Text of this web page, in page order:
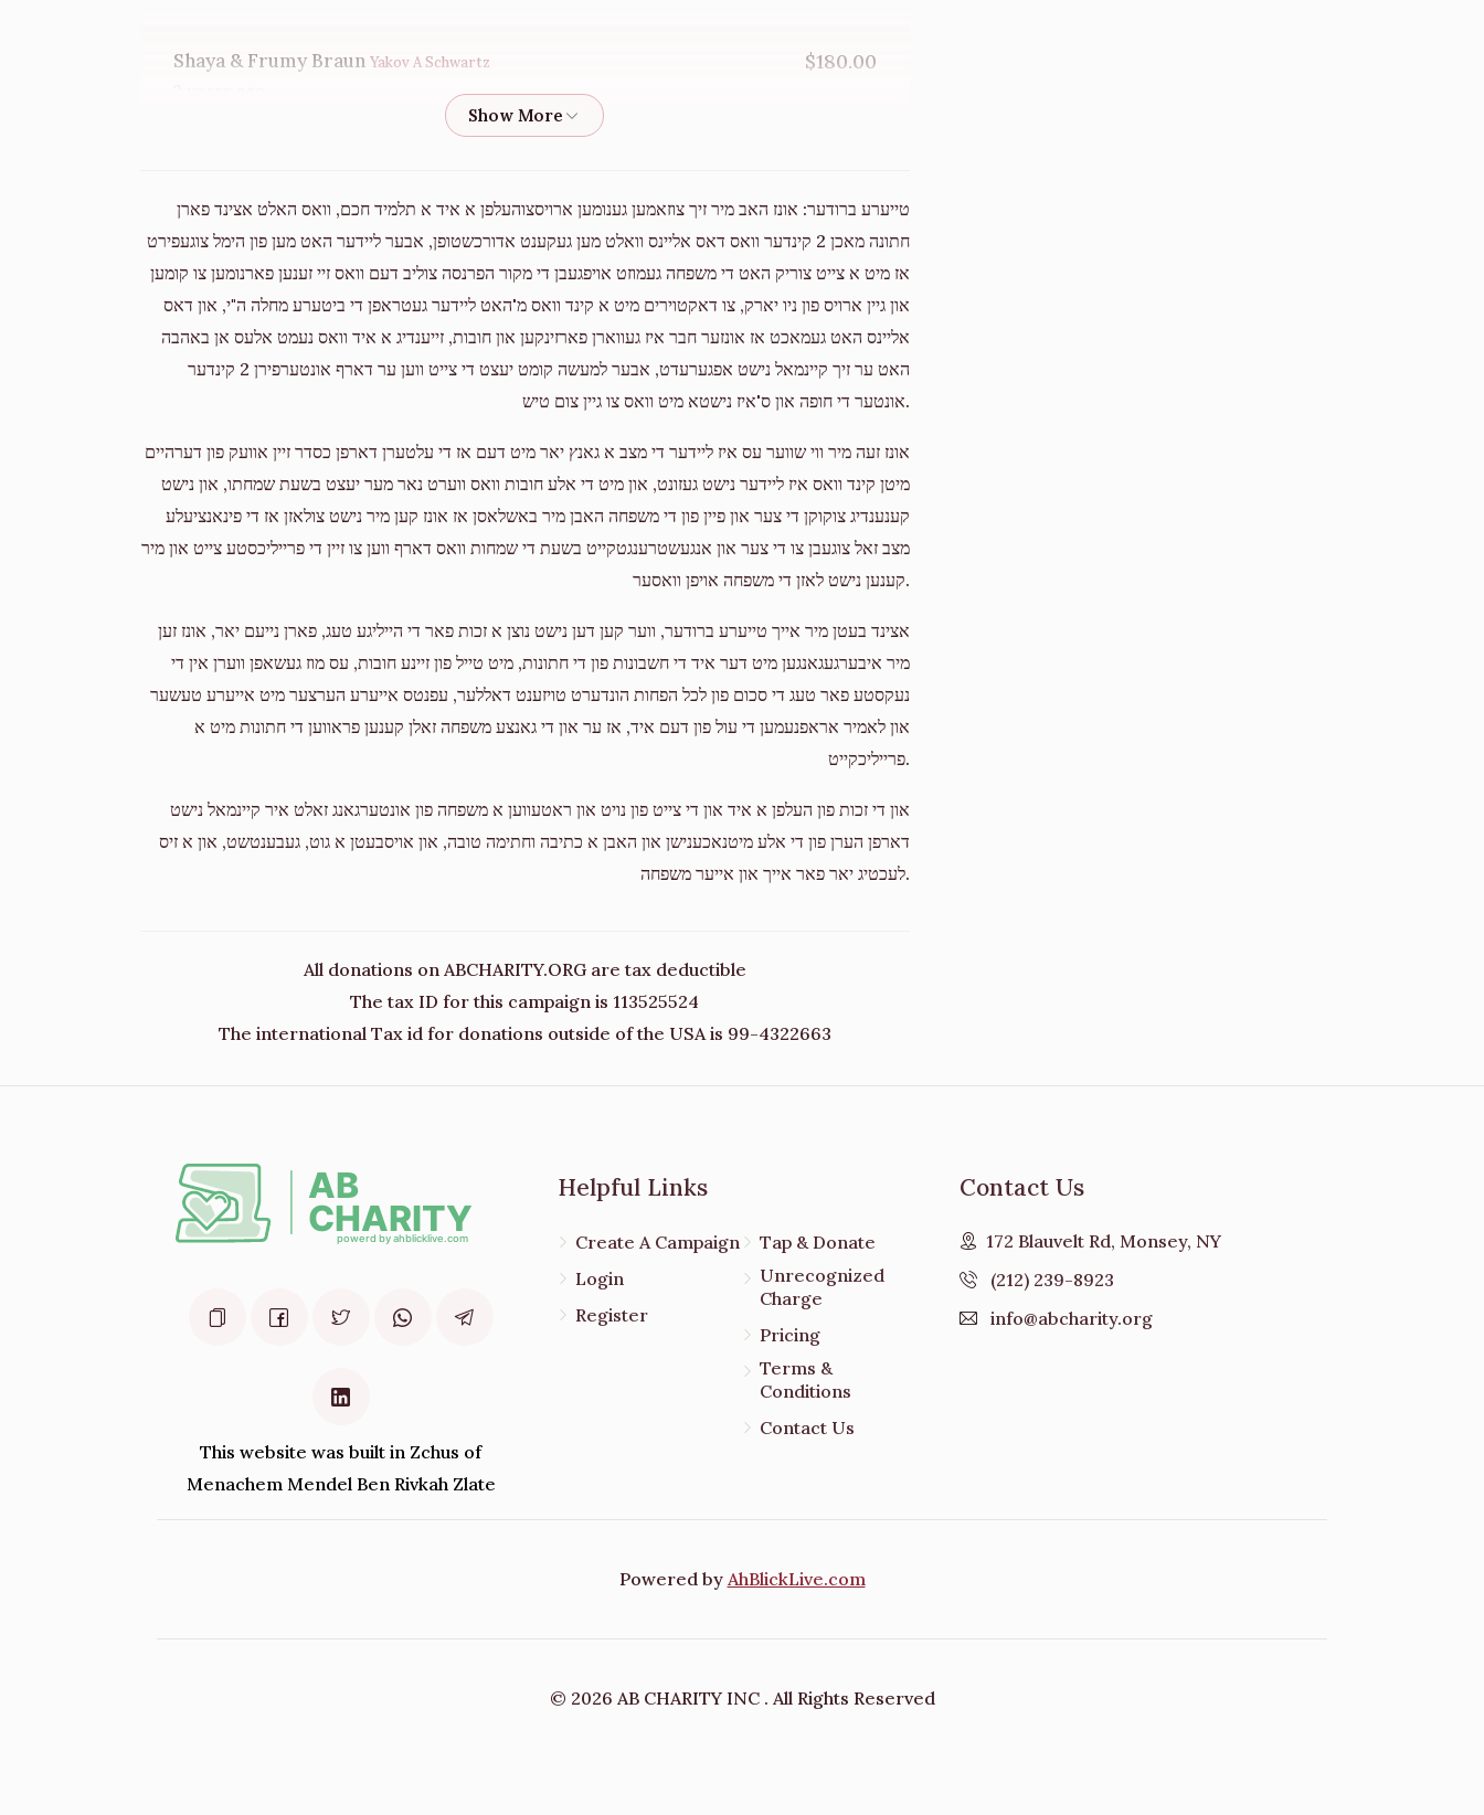
Shaya & Frumy Braun Yakov A Schwartz $180.00
Abraham GoldenbergYakov A Schwartz
2 years ago
$150.00
יעקב ארי א איש החסד אייביג דא פאר יעדעם
$18.00
Y Schwartz Yakov A Schwartz $50.00
חזק ואמץ
טייערע ברודער: אונז האב מיר זיך צוזאמען גענומען ארויסצוהעלפן א איד א תלמיד חכם, וואס האלט אצינד פארן
חתונה מאכן 2 קינדער וואס דאס אליינס וואלט מען געקענט אדורכשטופן, אבער ליידער האט מען פון הימל צוגעפירט
אז מיט א צייט צוריק האט די משפחה געמוזט אויפגעבן די מקור הפרנסה צוליב דעם וואס זיי זענען פארנומען צו קומען
און גיין ארויס פון ניו יארק, צו דאקטוירים מיט א קינד וואס מ'האט ליידער געטראפן די ביטערע מחלה ה"י, און דאס
אליינס האט געמאכט אז אונזער חבר איז געווארן פארזינקען און חובות, זייענדיג א איד וואס נעמט אלעס אן באהבה
האט ער זיך קיינמאל נישט אפגערעדט, אבער למעשה קומט יעצט די צייט ווען ער דארף אונטערפירן 2 קינדער
אונטער די חופה און ס'איז נישטא מיט וואס צו גיין צום טיש.
אונז זעה מיר ווי שווער עס איז ליידער די מצב א גאנץ יאר מיט דעם אז די עלטערן דארפן כסדר זיין אוועק פון דערהיים
מיטן קינד וואס איז ליידער נישט געזונט, און מיט די אלע חובות וואס ווערט נאר מער יעצט בשעת שמחתו, און נישט
קענענדיג צוקוקן די צער און פיין פון די משפחה האבן מיר באשלאסן אז אונז קען מיר נישט צולאזן אז די פינאנציעלע
מצב זאל צוגעבן צו די צער און אנגעשטרענגטקייט בשעת די שמחות וואס דארף ווען צו זיין די פרייליכסטע צייט און מיר
קענען נישט לאזן די משפחה אויפן וואסער.
אצינד בעטן מיר אייך טייערע ברודער, ווער קען דען נישט נוצן א זכות פאר די הייליגע טעג, פארן נייעם יאר, אונז זען
מיר איבערגעגאנגען מיט דער איד די חשבונות פון די חתונות, מיט טייל פון זיינע חובות, עס מוז געשאפן ווערן אין די
נעקסטע פאר טעג די סכום פון לכל הפחות הונדערט טויזענט דאללער, עפנטס אייערע הערצער מיט אייערע טעשער
און לאמיר אראפנעמען די עול פון דעם איד, אז ער און די גאנצע משפחה זאלן קענען פראווען די חתונות מיט א
פרייליכקייט.
און די זכות פון העלפן א איד און די צייט פון נויט און ראטעווען א משפחה פון אונטערגאנג זאלט איר קיינמאל נישט
דארפן הערן פון די אלע מיטנאכענישן און האבן א כתיבה וחתימה טובה, און אויסבעטן א גוט, געבענטשט, און א זיס
לעכטיג יאר פאר אייך און אייער משפחה.
All donations on ABCHARITY.ORG are tax deductible
The tax ID for this campaign is 113525524
The international Tax id for donations outside of the USA is 99-4322663
This website was built in Zchus of
Menachem Mendel Ben Rivkah Zlate
Helpful Links
Create A Campaign
Login
Register
Tap & Donate
Unrecognized
Charge
Pricing
Terms &
Conditions
Contact Us
Contact Us
172 Blauvelt Rd, Monsey, NY
(212) 239-8923
info@abcharity.org
Powered by AhBlickLive.com
© 2026 AB CHARITY INC . All Rights Reserved